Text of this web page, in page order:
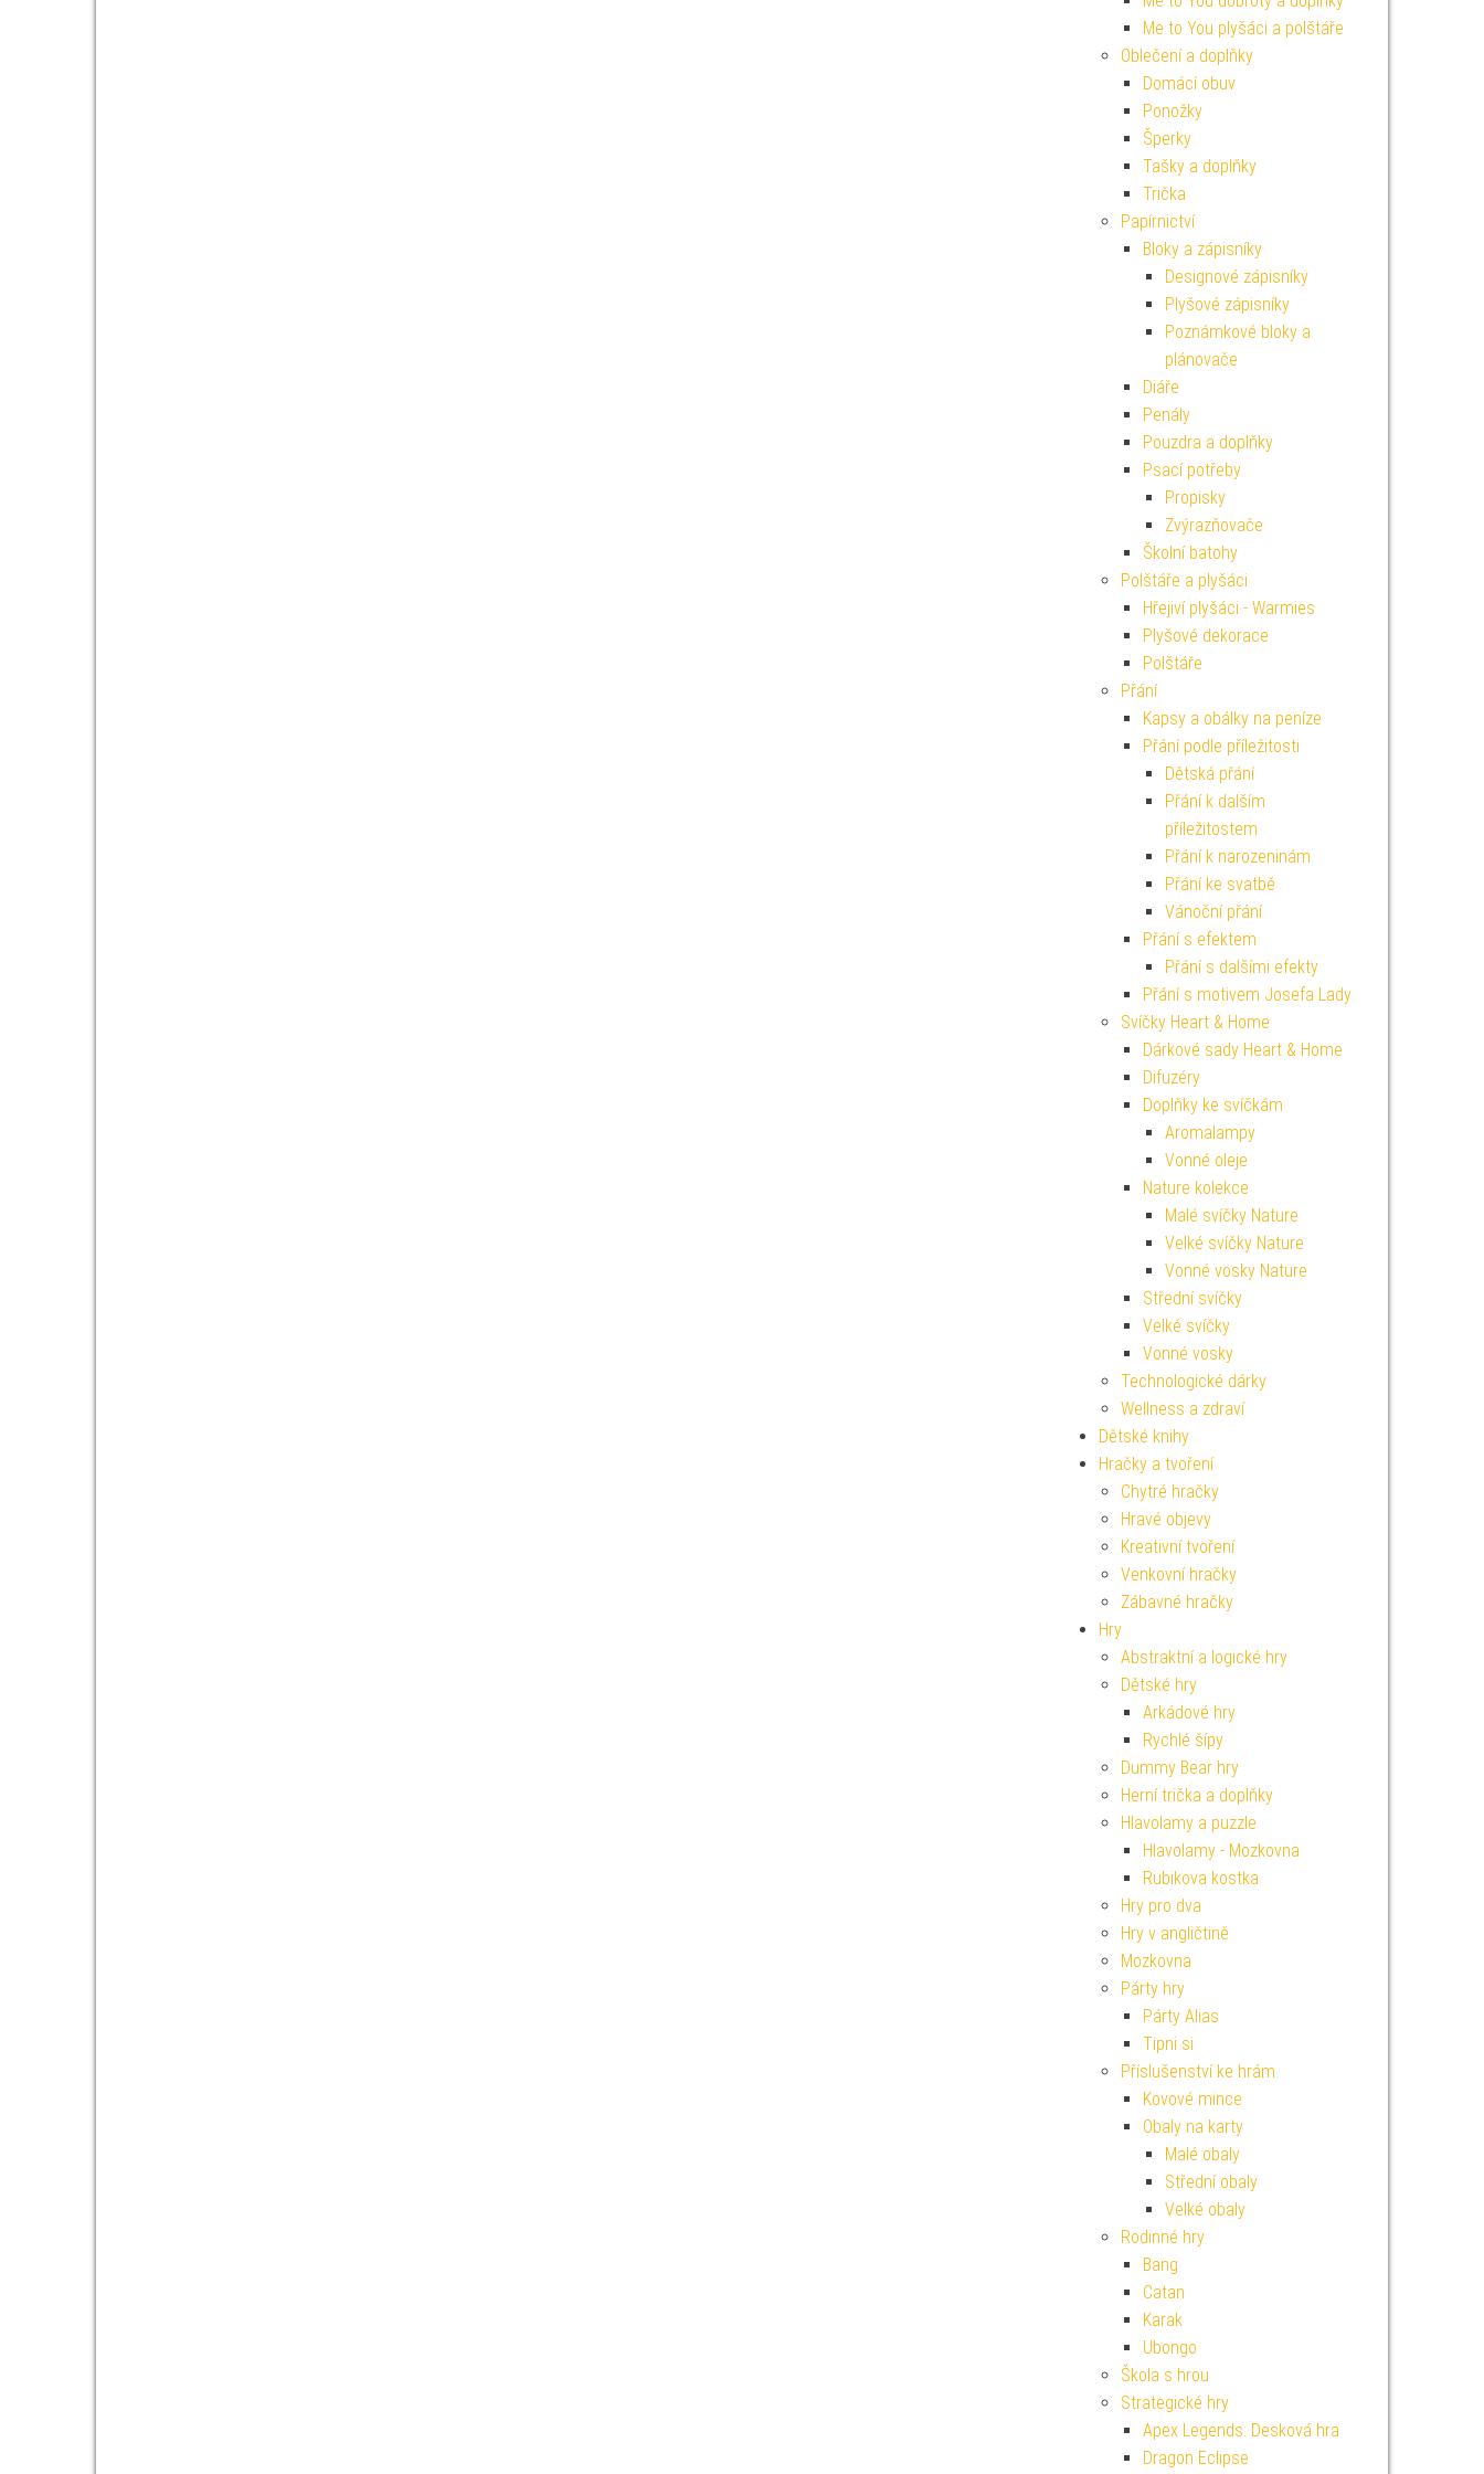
Me to You plyšáci a polštáře
Oblečení a doplňky
Domácí obuv
Ponožky
Šperky
Tašky a doplňky
Trička
Papírnictví
Bloky a zápisníky
Designové zápisníky
Plyšové zápisníky
Poznámkové bloky a
plánovače
Diáře
Penály
Pouzdra a doplňky
Psací potřeby
Propisky
Zvýrazňovače
Školní batohy
Polštáře a plyšáci
Hřejiví plyšáci - Warmies
Plyšové dekorace
Polštáře
Přání
Kapsy a obálky na peníze
Přání podle příležitosti
Dětská přání
Přání k dalším
příležitostem
Přání k narozeninám
Přání ke svatbě
Vánoční přání
Přání s efektem
Přání s dalšími efekty
Přání s motivem Josefa Lady
Svíčky Heart & Home
Dárkové sady Heart & Home
Difuzéry
Doplňky ke svíčkám
Aromalampy
Vonné oleje
Nature kolekce
Malé svíčky Nature
Velké svíčky Nature
Vonné vosky Nature
Střední svíčky
Velké svíčky
Vonné vosky
Technologické dárky
Wellness a zdraví
Dětské knihy
Hračky a tvoření
Chytré hračky
Hravé objevy
Kreativní tvoření
Venkovní hračky
Zábavné hračky
Hry
Abstraktní a logické hry
Dětské hry
Arkádové hry
Rychlé šípy
Dummy Bear hry
Herní trička a doplňky
Hlavolamy a puzzle
Hlavolamy - Mozkovna
Rubikova kostka
Hry pro dva
Hry v angličtině
Mozkovna
Párty hry
Párty Alias
Tipni si
Příslušenství ke hrám
Kovové mince
Obaly na karty
Malé obaly
Střední obaly
Velké obaly
Rodinné hry
Bang
Catan
Karak
Ubongo
Škola s hrou
Strategické hry
Apex Legends: Desková hra
Dragon Eclipse